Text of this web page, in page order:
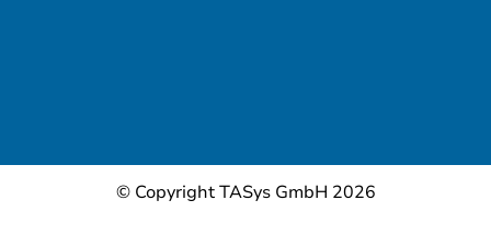
© Copyright TASys GmbH 2026